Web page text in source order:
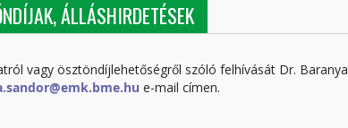
ÁLLÁSHIRDETÉSEK
vagy ösztöndíjlehetőségről szóló felhívását Dr.
e-mail címen.